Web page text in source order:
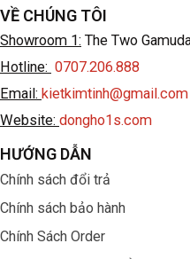
VỀ CHÚNG TÔI
Showroom 1: The Two
Hotline: 0707.206.888
Email: kietkimtinh@gmail.com
Website: dongho1s.com
HƯỚNG DẪN
Chính sách đổi trả
Chính sách bảo hành
Chính Sách Order